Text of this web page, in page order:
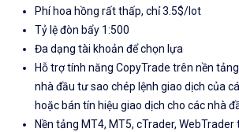
Phí hoa hồng rất thấp, chỉ 3.5$/lot
Tỷ lệ đòn bẩy 1:500
Đa dạng tài khoản để chọn lựa
Hỗ trợ tính năng CopyTrade trên nền
nhà đầu tư sao chép lệnh giao dịch của
hoặc bán tín hiệu giao dịch cho các nhà
Nền tảng MT4, MT5, cTrader, WebTrader